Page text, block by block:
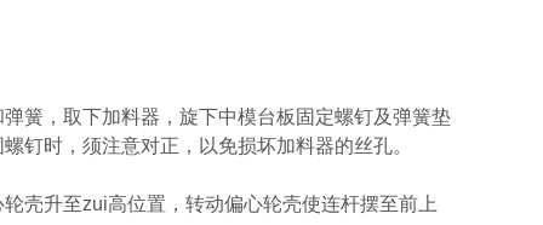
簧，取下加料器，旋下中模台板固定螺钉及弹簧垫
钉时，须注意对正，以免损坏加料器的丝孔。
壳升至zui高位置，转动偏心轮壳使连杆摆至前上